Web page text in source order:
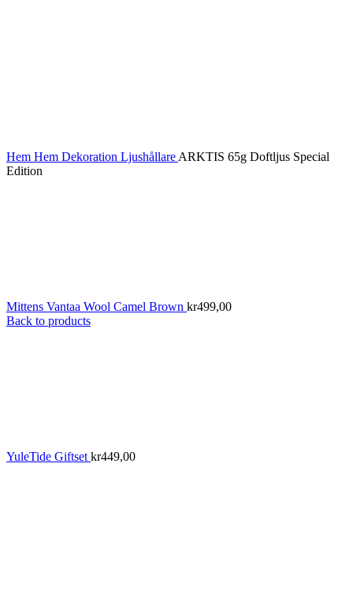
Hem Hem Dekoration Ljushållare ARKTIS 65g Doftljus Special
Edition
Mittens Vantaa Wool Camel Brown kr499,00
Back to products
YuleTide Giftset kr449,00